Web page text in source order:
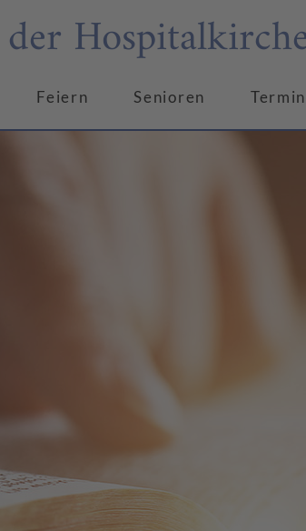
Feiern Senioren